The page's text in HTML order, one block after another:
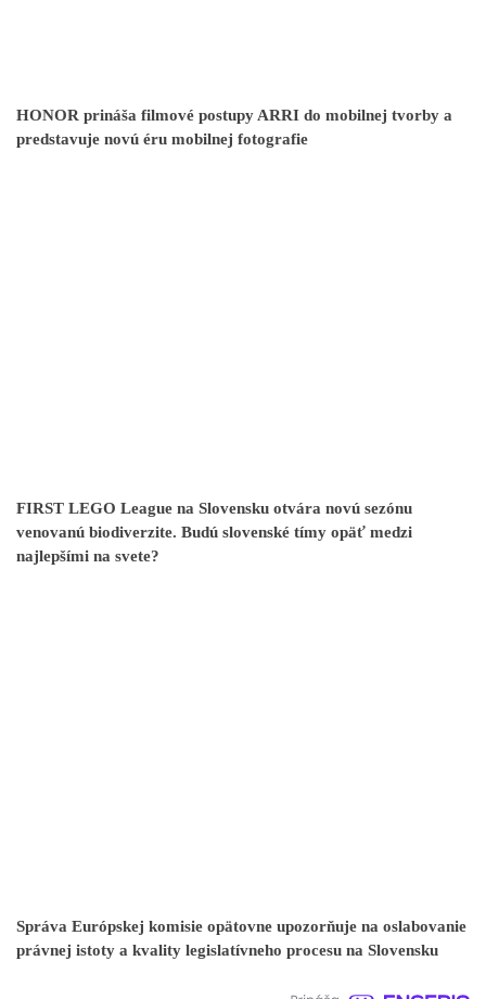
HONOR prináša filmové postupy ARRI do mobilnej tvorby a
predstavuje novú éru mobilnej fotografie
FIRST LEGO League na Slovensku otvára novú sezónu
venovanú biodiverzite. Budú slovenské tímy opäť medzi
najlepšími na svete?
Správa Európskej komisie opätovne upozorňuje na oslabovanie
právnej istoty a kvality legislatívneho procesu na Slovensku